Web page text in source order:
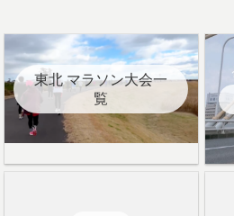
東北 マラソン大会一
覧